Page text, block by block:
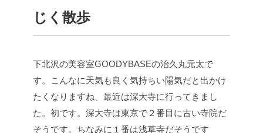
じく散歩
下北沢の美容室GOODYBASEの治久丸元太で
す。こんなに天気も良く気持ちい陽気だと出かけ
たくなりますね、最近は深大寺に行ってきまし
た。初です。深大寺は東京で２番目に古い寺院だ
そうです。ちなみに１番は浅草寺だそうです